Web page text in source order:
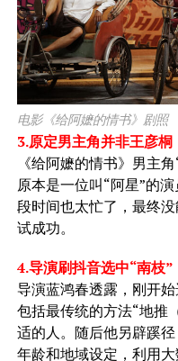
电影《给阿嬷的情书》剧照
3.原定男主角并非王彦桐
《给阿嬷的情书》男主
原本是一位叫“阿星”的
段时间也太忙了，最终
试成功。
4.导演刷抖音选中“南枝”
导演蓝鸿春透露，刚开
包括最传统的方法“地推
适的人。随后他另辟蹊径
年龄和地域设定，利用